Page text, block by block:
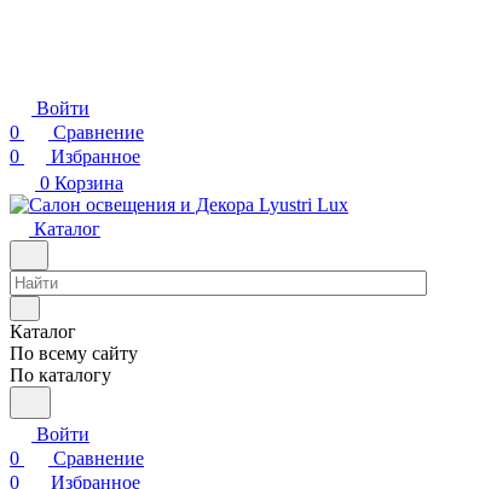
Войти
0
Сравнение
0
Избранное
0 Корзина
Каталог
Каталог
По всему сайту
По каталогу
Войти
0
Сравнение
0
Избранное